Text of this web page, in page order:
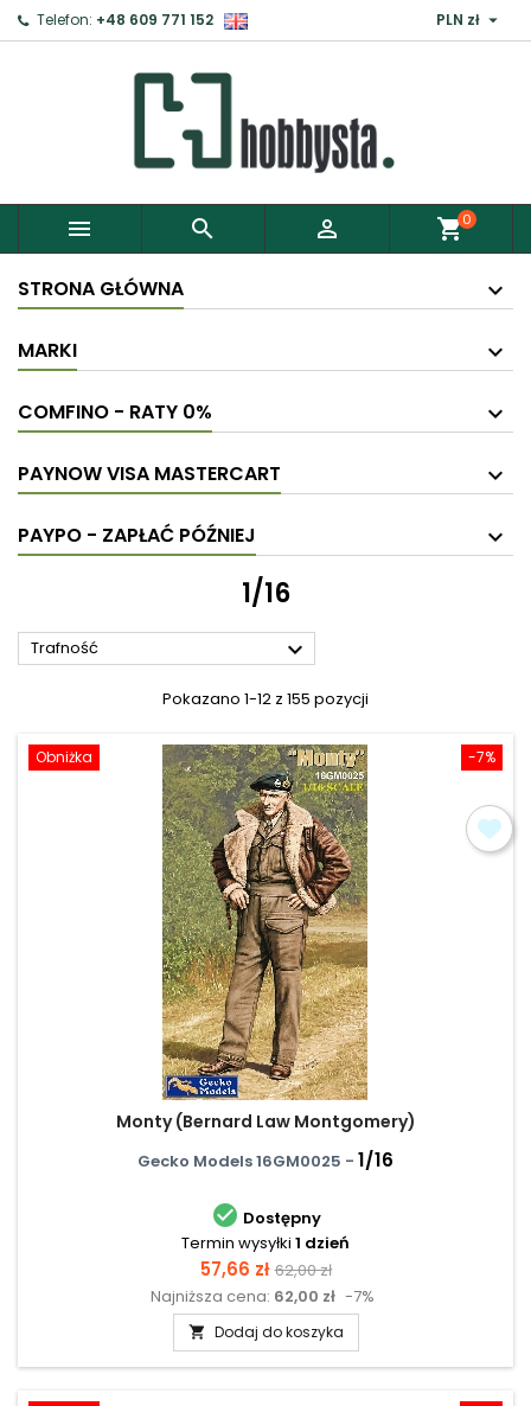
Telefon: +48 609 771 152 PLN zł 
   shopping_cart0
STRONA GŁÓWNA
MARKI
COMFINO - RATY 0%
PAYNOW VISA MASTERCART
PAYPO - ZAPŁAĆ PÓŹNIEJ
1/16
Trafność 
Pokazano 1-12 z 155 pozycji
-7%
Obniżka
Monty (Bernard Law Montgomery)
Gecko Models 16GM0025 - 1/16
 Dostępny
Termin wysyłki 1 dzień
Cena
57,66 zł Cena
podstawowa
62,00 zł
Najniższa cena: 62,00 zł -7%
 Dodaj do koszyka
Zaloguj ×
Aby zapisać produkty do Schowka, musisz się
Anuluj Zaloguj